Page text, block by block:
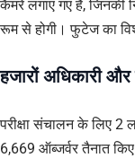
कैमरे लगाए गए हैं, जिनकी
रूम से होगी। फुटेज का
हजारों अधिकारी और
परीक्षा संचालन के लिए 2
6,669 ऑब्जर्वर तैनात